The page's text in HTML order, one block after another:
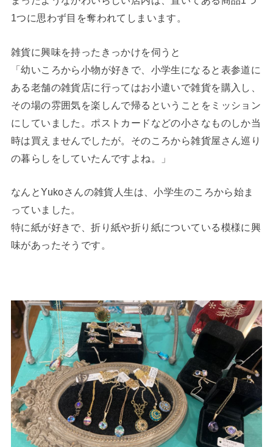
1つに思わず目を奪われてしまいます。
雑貨に興味を持ったきっかけを伺うと
「幼いころから小物が好きで、小学生になると表参道に
ある老舗の雑貨店に行ってはお小遣いで雑貨を購入し、
その場の雰囲気を楽しんで帰るということをミッション
にしていました。ポストカードなどの小さなものしか当
時は買えませんでしたが。そのころから雑貨屋さん巡り
の暮らしをしていたんですよね。」
なんとYukoさんの雑貨人生は、小学生のころから始ま
っていました。
特に紙が好きで、折り紙や折り紙についている模様に興
味があったそうです。